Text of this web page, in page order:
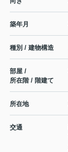
築年月
種別 / 建物構造
部屋 /
所在階 / 階建て
所在地
交通